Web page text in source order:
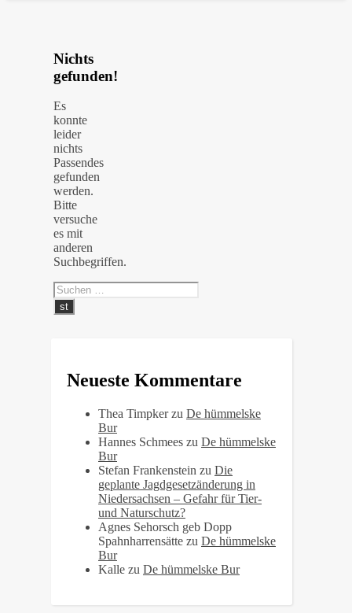
Nichts
gefunden!
Es
konnte
leider
nichts
Passendes
gefunden
werden.
Bitte
versuche
es mit
anderen
Suchbegriffen.
Neueste Kommentare
Thea Timpkerzu De hümmelske
Bur
Hannes Schmees zu De hümmelske
Bur
Stefan Frankenstein zu Die
geplante Jagdgesetzänderung in
Niedersachsen – Gefahr für Tier-
und Naturschutz?
Agnes Sehorsch geb Dopp
Spahnharrensätte zu De hümmelske
Bur
Kalle zu De hümmelske Bur